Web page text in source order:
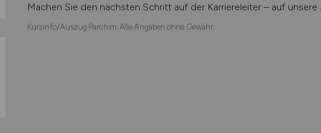
Machen Sie den nächsten Schritt auf der Karriereleiter – auf
Kurzinfo/Auszug Parchim. Alle Angaben ohne Gewähr.